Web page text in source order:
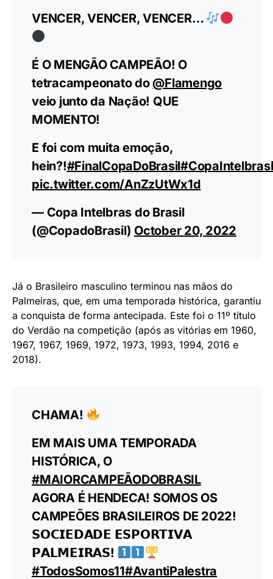
VENCER, VENCER, VENCER…
É O MENGÃO CAMPEÃO! O
tetracampeonato do @Flamengo
veio junto da Nação! QUE
MOMENTO!
E foi com muita emoção,
hein?!#FinalCopaDoBrasil
pic.twitter.com/AnZzUtWx1d
— Copa Intelbras do Brasil
(@CopadoBrasil) October 20, 2022
Já o Brasileiro masculino terminou nas mãos do
Palmeiras, que, em uma temporada histórica, garantiu
a conquista de forma antecipada. Este foi o 11º título
do Verdão na competição (após as vitórias em 1960,
1967, 1967, 1969, 1972, 1973, 1993, 1994, 2016 e
2018).
CHAMA!
EM MAIS UMA TEMPORADA
HISTÓRICA, O
#MAIORCAMPEÃODOBRASIL
AGORA É HENDECA! SOMOS OS
CAMPEÕES BRASILEIROS DE 2022!
𝗦𝗢𝗖𝗜𝗘𝗗𝗔𝗗𝗘 𝗘𝗦𝗣𝗢𝗥𝗧𝗜𝗩𝗔
𝗣𝗔𝗟𝗠𝗘𝗜𝗥𝗔𝗦!
#TodosSomos11#AvantiPalestra